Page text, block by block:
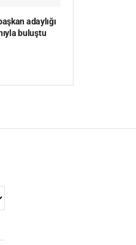
adaylığı
buluştu